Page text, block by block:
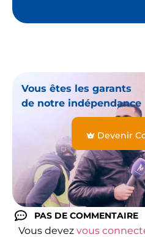
Vous êtes les garants
de notre indépendance
Devenir
PAS DE COMMENTAIRE
Vous devez vous